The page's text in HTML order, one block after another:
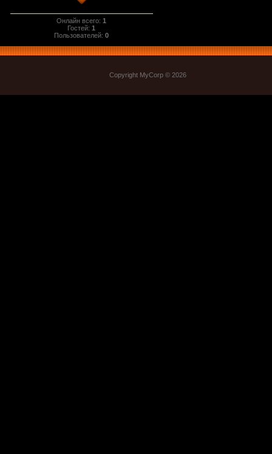
Онлайн всего:1
Гостей:1
Пользователей:0
Copyright MyCorp © 2026